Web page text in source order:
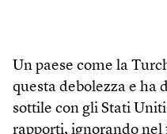
Un paese come la
questa debolezza e ha
sottile con gli Stati
rapporti, ignorando